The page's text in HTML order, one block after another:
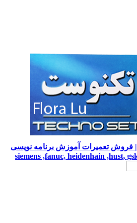
تکنوست TECHNOSET | فروش تعمیرات آموزش برنامه نویسی